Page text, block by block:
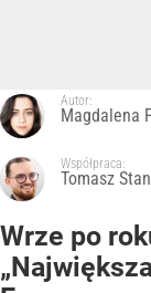
Autor:
Magdalena
Współpraca:
Tomasz
Wrze po